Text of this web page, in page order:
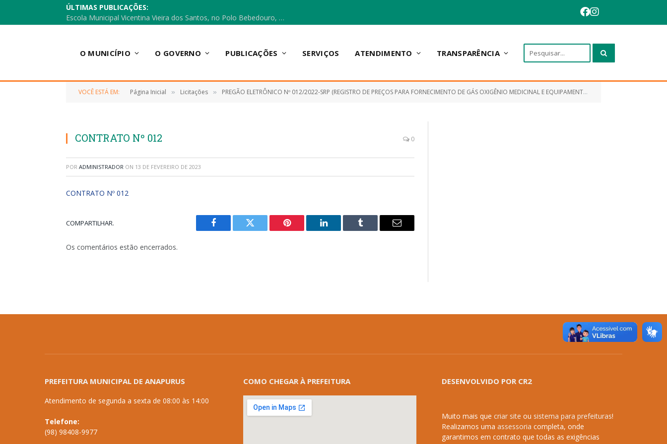
ÚLTIMAS PUBLICAÇÕES:
Escola Municipal Vicentina Vieira dos Santos, no Polo Bebedouro, recebeu materiais para a implantação do Cantinho da Leitura e da Sala Multidisciplinar.
O MUNICÍPIO O GOVERNO PUBLICAÇÕES SERVIÇOS ATENDIMENTO TRANSPARÊNCIA
VOCÊ ESTÁ EM: Página Inicial » Licitações » PREGÃO ELETRÔNICO Nº 012/2022-SRP (REGISTRO DE PREÇOS PARA FORNECIMENTO DE GÁS OXIGÊNIO MEDICINAL E EQUIPAMENTOS/MATERIAIS COMPLEMENTARES)
CONTRATO Nº 012 0
POR ADMINISTRADOR ON 13 DE FEVEREIRO DE 2023
CONTRATO Nº 012
COMPARTILHAR.
Facebook Twitter Pinterest LinkedIn Tumblr
E-
Os comentários estão encerrados.
PREFEITURA MUNICIPAL DE ANAPURUS
Atendimento de segunda a sexta de 08:00 às 14:00
Telefone:
(98) 98408-9977
COMO CHEGAR À PREFEITURA DESENVOLVIDO POR CR2
Muito mais que criar site ou sistema para prefeituras!
Realizamos uma assessoria completa, onde
garantimos em contrato que todas as exigências